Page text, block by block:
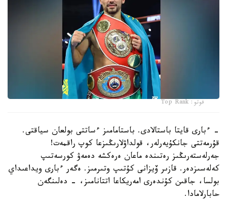
فوتو: Top Rank
- ءبارى قايتا باستالادى. باستامامىز ءساتتى بولعان سياقتى.
قۇرمەتتى جانكۇيەرلەر، قولداۋلارىڭىزعا كوپ راقمەت!
جەرلەستەرىڭىز رەتىندە ماعان ەرەكشە دەمەۋ كورسەتىپ
كەلەسىزدەر. قازىر ۆيزانى كۇتىپ وتىرمىز. ەگەر ءبارى ويداعىداي
بولسا، جاقىن كۇندەرى امەريكاعا اتتانامىز، - دەلىنگەن
حابارلامادا.